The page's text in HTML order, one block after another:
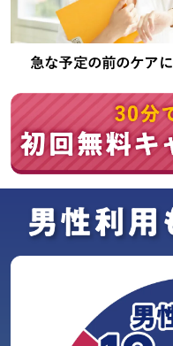
急な予定の前のケアに